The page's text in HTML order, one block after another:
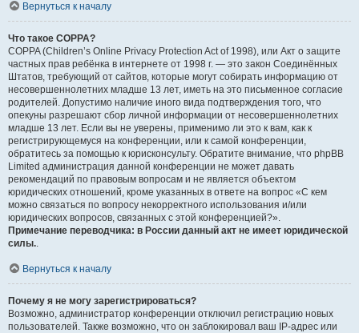
Вернуться к началу
Что такое COPPA?
COPPA (Children’s Online Privacy Protection Act of 1998), или Акт о защите
частных прав ребёнка в интернете от 1998 г. — это закон Соединённых
Штатов, требующий от сайтов, которые могут собирать информацию от
несовершеннолетних младше 13 лет, иметь на это письменное согласие
родителей. Допустимо наличие иного вида подтверждения того, что
опекуны разрешают сбор личной информации от несовершеннолетних
младше 13 лет. Если вы не уверены, применимо ли это к вам, как к
регистрирующемуся на конференции, или к самой конференции,
обратитесь за помощью к юрисконсульту. Обратите внимание, что phpBB
Limited администрация данной конференции не может давать
рекомендаций по правовым вопросам и не является объектом
юридических отношений, кроме указанных в ответе на вопрос «С кем
можно связаться по вопросу некорректного использования и/или
юридических вопросов, связанных с этой конференцией?».
Примечание переводчика: в России данный акт не имеет юридической
силы..
Вернуться к началу
Почему я не могу зарегистрироваться?
Возможно, администратор конференции отключил регистрацию новых
пользователей. Также возможно, что он заблокировал ваш IP-адрес или